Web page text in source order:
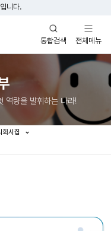
니다.
통합검색
열기
전체메뉴
열기
역량을 발휘하는 나라!
회시집